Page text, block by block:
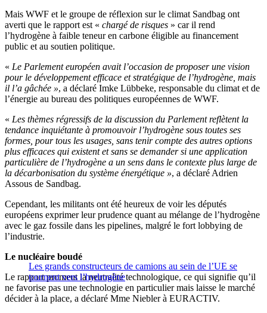
Mais WWF et le groupe de réflexion sur le climat Sandbag ont
averti que le rapport est « chargé de risques » car il rend
l’hydrogène à faible teneur en carbone éligible au financement
public et au soutien politique.
« Le Parlement européen avait l’occasion de proposer une vision
pour le développement efficace et stratégique de l’hydrogène, mais
il l’a gâchée », a déclaré Imke Lübbeke, responsable du climat et de
l’énergie au bureau des politiques européennes de WWF.
« Les thèmes régressifs de la discussion du Parlement reflètent la
tendance inquiétante à promouvoir l’hydrogène sous toutes ses
formes, pour tous les usages, sans tenir compte des autres options
plus efficaces qui existent et sans se demander si une application
particulière de l’hydrogène a un sens dans le contexte plus large de
la décarbonisation du système énergétique », a déclaré Adrien
Assous de Sandbag.
Cependant, les militants ont été heureux de voir les députés
européens exprimer leur prudence quant au mélange de l’hydrogène
avec le gaz fossile dans les pipelines, malgré le fort lobbying de
l’industrie.
Les grands constructeurs de camions au sein de l’UE se
tournent vers l’hydrogène
Le nucléaire boudé
Le rapport promeut la neutralité technologique, ce qui signifie qu’il
ne favorise pas une technologie en particulier mais laisse le marché
décider à la place, a déclaré Mme Niebler à EURACTIV.